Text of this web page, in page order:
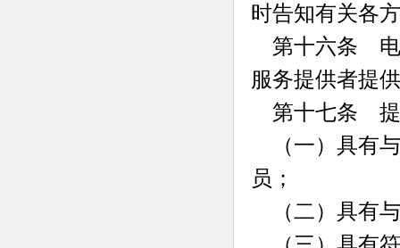
时告知有关各
第十六条 电
服务提供者提
第十七条 提
（一）具有
员；
（二）具有